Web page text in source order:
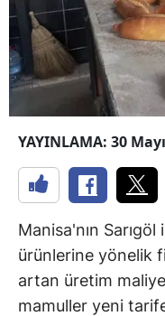
YAYINLAMA: 30
Manisa'nın
ürünlerine yönelik
artan üretim
mamuller yeni